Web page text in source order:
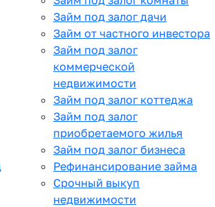
Займ под залог дачи
Займ от частного инвестора
Займ под залог
коммерческой
недвижимости
Займ под залог коттеджа
Займ под залог
приобретаемого жилья
Займ под залог бизнеса
Рефинансирование займа
Срочный выкуп
недвижимости